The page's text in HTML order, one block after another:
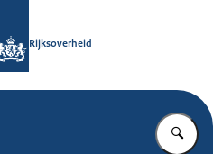
Rijksoverheid